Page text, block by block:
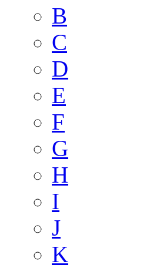
B
C
D
E
F
G
H
I
J
K